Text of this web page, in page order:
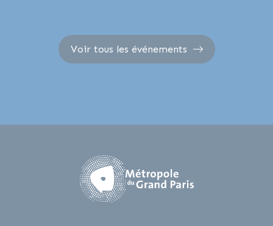
Voir tous les événements